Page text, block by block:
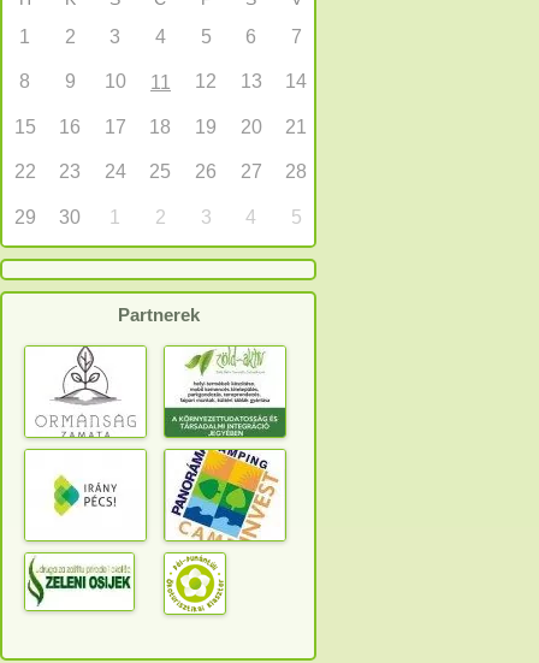
1 2 3 4 5 6 7
8 9 10 11 12 13 14
15 16 17 18 19 20 21
22 23 24 25 26 27 28
29 30 1 2 3 4 5
Partnerek